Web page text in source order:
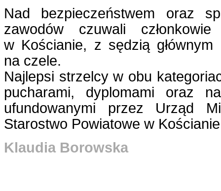
Nad bezpieczeństwem oraz
zawodów czuwali
w Kościanie, z sędzią głównym
na czele.
Najlepsi strzelcy w obu
pucharami, dyplomami oraz
ufundowanymi przez Urząd
Starostwo Powiatowe w
Klaudia Borowska